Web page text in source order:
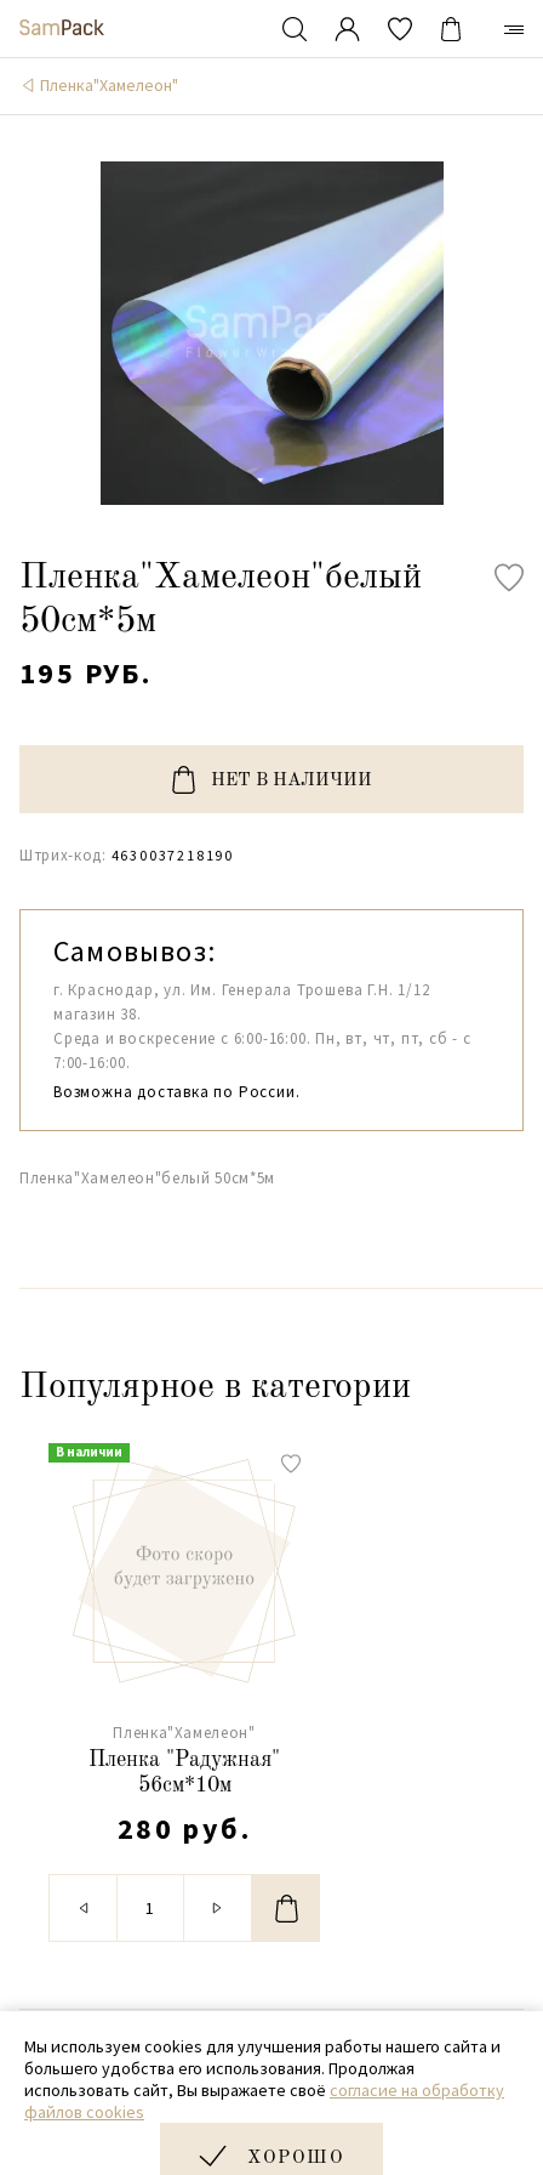
Пленка"Хамелеон"
Пленка"Хамелеон"белый
50см*5м
195 РУБ.
НЕТ В НАЛИЧИИ
Штрих-код: 4630037218190
Самовывоз:
г. Краснодар, ул. Им. Генерала Трошева Г.Н. 1/12
магазин 38.
Среда и воскресение с 6:00-16:00. Пн, вт, чт, пт, сб - с
7:00-16:00.
Возможна доставка по России.
Пленка"Хамелеон"белый 50см*5м
Популярное в категории
В наличии
Пленка"Хамелеон"
Пленка "Радужная"
56см*10м
280 руб.
© 2020 - 2026 SamPack
+ 7 (918) 699-97-87
zakaz@sampack.store
Мы используем cookies для улучшения работы нашего сайта и
большего удобства его использования. Продолжая
использовать сайт, Вы выражаете своё согласие на обработку
файлов cookies
ХОРОШО